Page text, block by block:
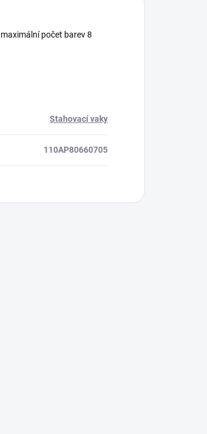
počet barev 8
Stahovací vaky
110AP80660705